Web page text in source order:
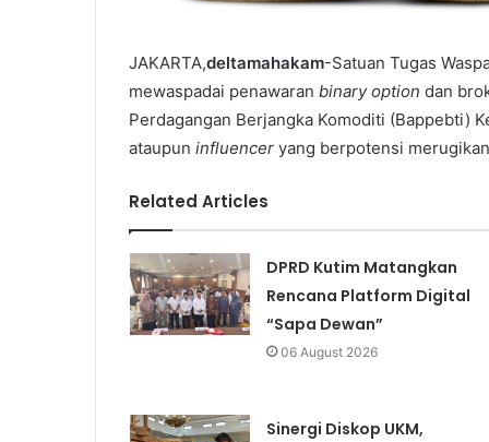
JAKARTA,deltamahakam-Satuan Tugas
mewaspadai penawaran binary option dan
Perdagangan Berjangka Komoditi (Bappebti)
ataupun influencer yang berpotensi
Related Articles
DPRD Kutim Matangkan
Rencana Platform Digital
“Sapa Dewan”
06 August 2026
Sinergi Diskop UKM,